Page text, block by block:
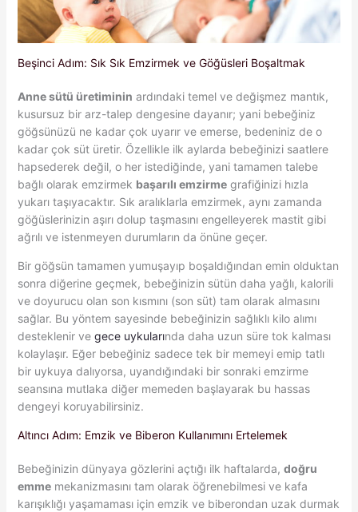
Beşinci Adım: Sık Sık Emzirmek ve Göğüsleri Boşaltmak
Anne sütü üretiminin ardındaki temel ve değişmez mantık,
kusursuz bir arz-talep dengesine dayanır; yani bebeğiniz
göğsünüzü ne kadar çok uyarır ve emerse, bedeniniz de o
kadar çok süt üretir. Özellikle ilk aylarda bebeğinizi saatlere
hapsederek değil, o her istediğinde, yani tamamen talebe
bağlı olarak emzirmek başarılı emzirmegrafiğinizi hızla
yukarı taşıyacaktır. Sık aralıklarla emzirmek, aynı zamanda
göğüslerinizin aşırı dolup taşmasını engelleyerek mastit gibi
ağrılı ve istenmeyen durumların da önüne geçer.
Bir göğsün tamamen yumuşayıp boşaldığından emin olduktan
sonra diğerine geçmek, bebeğinizin sütün daha yağlı, kalorili
ve doyurucu olan son kısmını (son süt) tam olarak almasını
sağlar. Bu yöntem sayesinde bebeğinizin sağlıklı kilo alımı
desteklenir ve gece uykularında daha uzun süre tok kalması
kolaylaşır. Eğer bebeğiniz sadece tek bir memeyi emip tatlı
bir uykuya dalıyorsa, uyandığındaki bir sonraki emzirme
seansına mutlaka diğer memeden başlayarak bu hassas
dengeyi koruyabilirsiniz.
Altıncı Adım: Emzik ve Biberon Kullanımını Ertelemek
Bebeğinizin dünyaya gözlerini açtığı ilk haftalarda, doğru
emmemekanizmasını tam olarak öğrenebilmesi ve kafa
karışıklığı yaşamaması için emzik ve biberondan uzak durmak